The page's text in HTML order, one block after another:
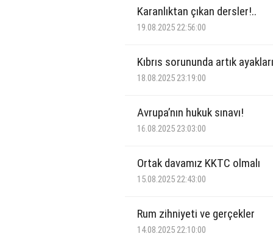
Karanlıktan çıkan dersler!..
19.08.2025 22:56:00
Kıbrıs sorununda artık
18.08.2025 23:19:00
Avrupa’nın hukuk sınavı!
16.08.2025 23:03:00
Ortak davamız KKTC olmalı
15.08.2025 22:43:00
Rum zihniyeti ve gerçekler
14.08.2025 22:10:00